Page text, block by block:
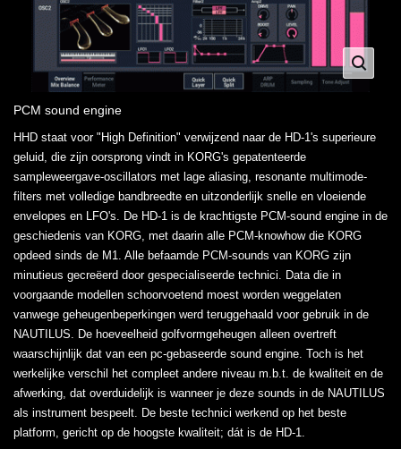
PCM sound engine
HHD staat voor "High Definition" verwijzend naar de HD-1's superieure
geluid, die zijn oorsprong vindt in KORG's gepatenteerde
sampleweergave-oscillators met lage aliasing, resonante multimode-
filters met volledige bandbreedte en uitzonderlijk snelle en vloeiende
envelopes en LFO's. De HD-1 is de krachtigste PCM-sound engine in de
geschiedenis van KORG, met daarin alle PCM-knowhow die KORG
opdeed sinds de M1. Alle befaamde PCM-sounds van KORG zijn
minutieus gecreëerd door gespecialiseerde technici. Data die in
voorgaande modellen schoorvoetend moest worden weggelaten
vanwege geheugenbeperkingen werd teruggehaald voor gebruik in de
NAUTILUS. De hoeveelheid golfvormgeheugen alleen overtreft
waarschijnlijk dat van een pc-gebaseerde sound engine. Toch is het
werkelijke verschil het compleet andere niveau m.b.t. de kwaliteit en de
afwerking, dat overduidelijk is wanneer je deze sounds in de NAUTILUS
als instrument bespeelt. De beste technici werkend op het beste
platform, gericht op de hoogste kwaliteit; dát is de HD-1.